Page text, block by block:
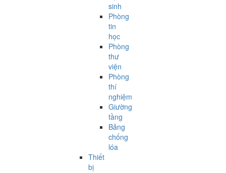
sinh
Phòng
tin
học
Phòng
thư
viện
Phòng
thí
nghiệm
Giường
tầng
Bảng
chống
lóa
Thiết
bị